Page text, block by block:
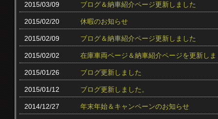
2015/03/09 ブログ＆納車紹介ページ更新しました
2015/02/20 休暇のお知らせ
2015/02/09 ブログ＆納車紹介ページ更新しました
2015/02/02 在庫車両ページ＆納車紹介ページを更新し
2015/01/26 ブログ更新しました
2015/01/12 ブログ更新しました。
2014/12/27 年末年始＆キャンペーンのお知らせ